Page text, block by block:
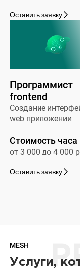
Оставить заявку
Программист
frontend
Создание
web приложений
Стоимость часа
от 3 000 до 4 000
Оставить заявку
MESH
Услуги,